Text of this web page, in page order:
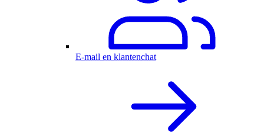
E-mail en klantenchat